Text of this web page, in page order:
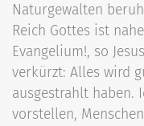
Naturgewalten
Reich Gottes ist
Evangelium!, so
verkürzt: Alles wird
ausgestrahlt haben.
vorstellen,